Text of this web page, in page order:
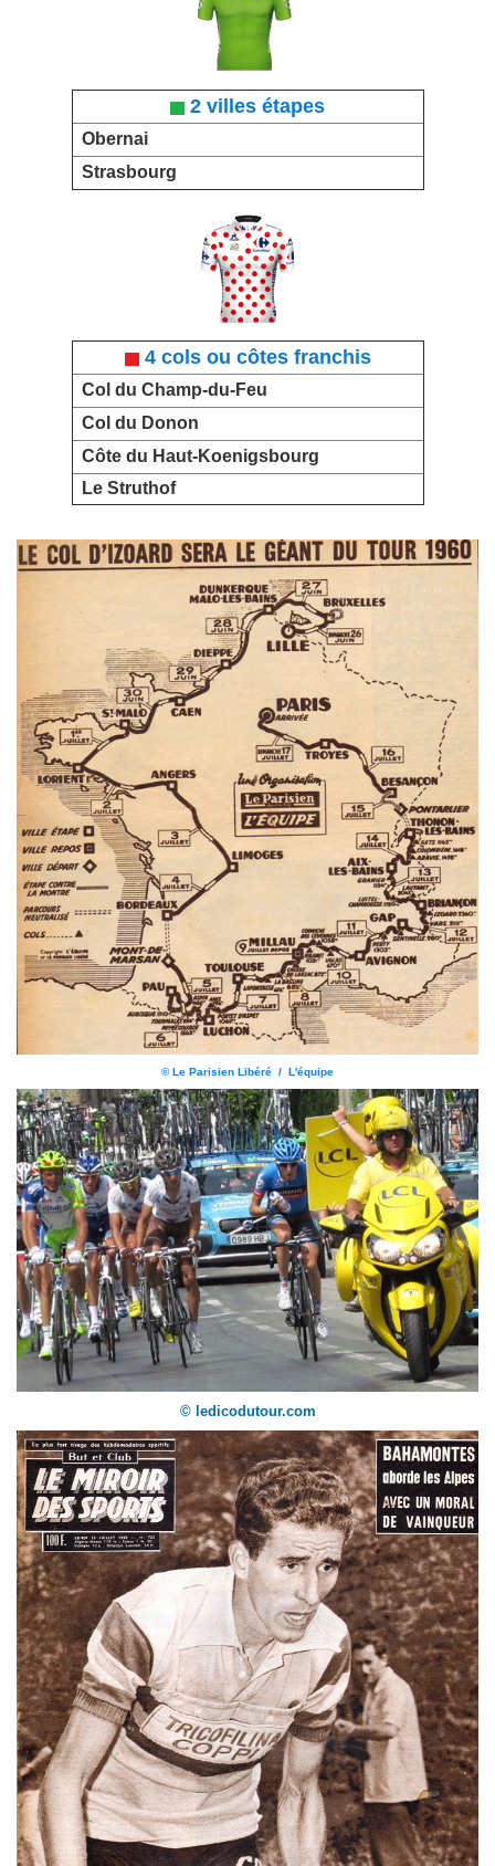
2 villes étapes
Obernai
Strasbourg
4 cols ou côtes franchis
Col du Champ-du-Feu
Col du Donon
Côte du Haut-Koenigsbourg
Le Struthof
© Le Parisien Libéré / L'équipe
© ledicodutour.com